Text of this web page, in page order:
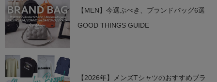
【MEN】今選ぶべき、ブランドバッグ6選
GOOD THINGS GUIDE
【2026年】メンズTシャツのおすすめブラ